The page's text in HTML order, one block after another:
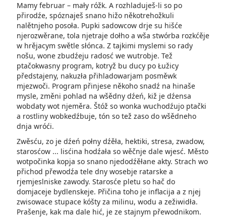
Mamy februar – mały róžk. A rozhladuješ-li so po
přirodźe, spóznaješ snano hižo někotrehožkuli
nalětnjeho posoła. Pupki sadowcow drje su hišće
njerozwěrane, tola njetraje dołho a wša stwórba rozkćěje
w hrějacym swětle słónca. Z tajkimi myslemi so rady
nošu, wone zbudźeju radosć we wutrobje. Tež
ptačokwasny program, kotryž bu ducy po Łužicy
předstajeny, nakuzła přihladowarjam posměwk
mjezwoči. Program přinjese někoho snadź na hinaše
mysle, změni pohlad na wšědny dźeń, kiž je dźensa
wobdaty wot njeměra. Štóž so wonka wuchodźujo ptački
a rostliny wobkedźbuje, tón so tež zaso do wšědneho
dnja wróći.
Zwěsću, zo je dźeń połny dźěła, hektiki, stresa, zwadow,
starosćow ... lisćina hodźała so wěčnje dale wjesć. Město
wotpočinka kopja so snano njedodźěłane akty. Strach wo
přichod přewodźa tele dny wosebje ratarske a
rjemjeslniske zawody. Starosće pletu so hač do
domjaceje bydlenskeje. Přičina toho je inflacija a z njej
zwisowace stupace kóšty za milinu, wodu a zežiwidła.
Prašenje, kak ma dale hić, je ze stajnym přewodnikom.